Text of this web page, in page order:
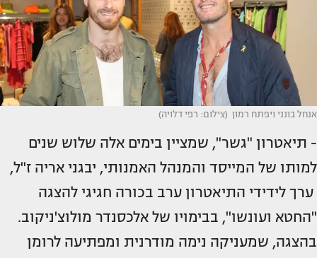
אנחל בונני ויפתח רמון (צילום: רפי דלויה)
- תיאטרון "גשר", שמציין בימים אלה שלוש שנים
למותו של המייסד והמנהל האמנותי, יבגני אריה ז"ל,
ערך לידידי התיאטרון ערב בכורה חגיגי להצגה
"החטא ועונשו", בבימויו של אלכסנדר מולוצ'ניקוב.
בהצגה, שמעניקה נימה מודרנית ומפתיעה לרומן